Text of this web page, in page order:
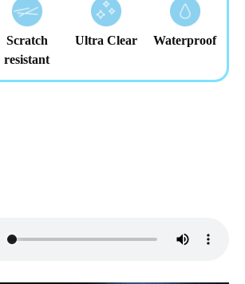
Scratch
resistant
Ultra Clear Waterproof